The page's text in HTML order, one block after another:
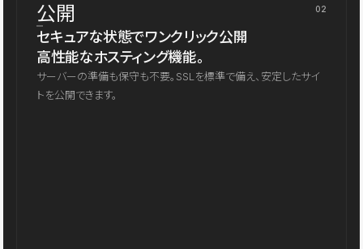
公開 02
セキュアな状態でワンクリック公開
高性能なホスティング機能。
サーバーの準備も保守も不要。SSLを標準で備え、安定したサイ
トを公開できます。